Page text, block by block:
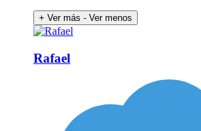
+ Ver más - Ver menos
Rafael